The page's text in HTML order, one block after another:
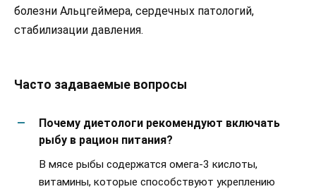
болезни Альцгеймера, сердечных патологий,
стабилизации давления.
Часто задаваемые вопросы
Почему диетологи рекомендуют включать
рыбу в рацион питания?
В мясе рыбы содержатся омега-3 кислоты,
витамины, которые способствуют укреплению